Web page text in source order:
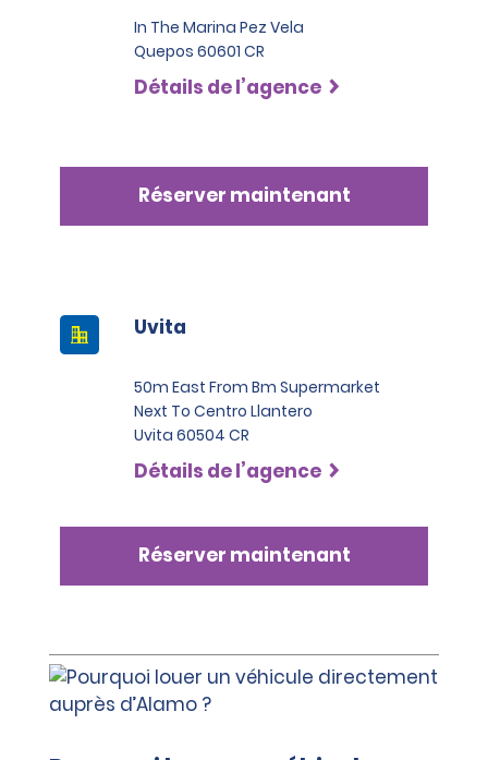
In The Marina Pez Vela
Quepos 60601 CR
Détails de l’agence
Réserver maintenant
Uvita
50m East From Bm Supermarket
Next To Centro Llantero
Uvita 60504 CR
Détails de l’agence
Réserver maintenant